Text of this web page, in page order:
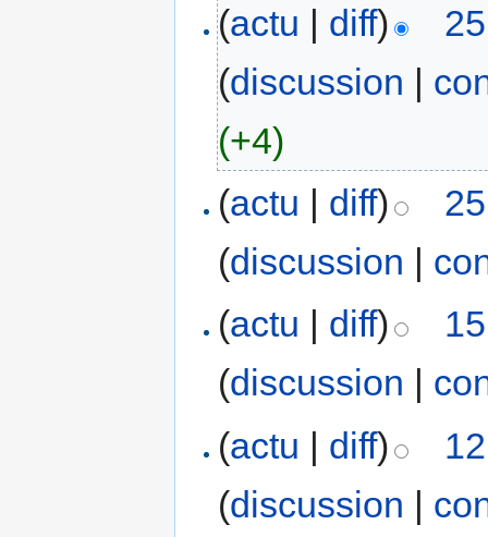
(actu | diff)
(discussion |
(+4)
(actu | diff)
(discussion |
(actu | diff)
(discussion |
(actu | diff)
(discussion |